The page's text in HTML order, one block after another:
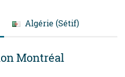
Algérie (Sétif)
Montréal